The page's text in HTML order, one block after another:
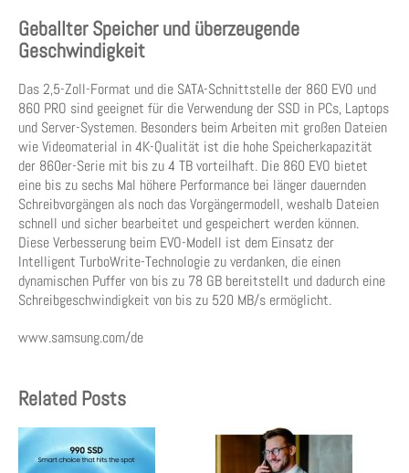
Geballter Speicher und überzeugende
Geschwindigkeit
Das 2,5-Zoll-Format und die SATA-Schnittstelle der 860 EVO und
860 PRO sind geeignet für die Verwendung der SSD in PCs, Laptops
und Server-Systemen. Besonders beim Arbeiten mit großen Dateien
wie Videomaterial in 4K-Qualität ist die hohe Speicherkapazität
der 860er-Serie mit bis zu 4 TB vorteilhaft. Die 860 EVO bietet
eine bis zu sechs Mal höhere Performance bei länger dauernden
Schreibvorgängen als noch das Vorgängermodell, weshalb Dateien
schnell und sicher bearbeitet und gespeichert werden können.
Diese Verbesserung beim EVO-Modell ist dem Einsatz der
Intelligent TurboWrite-Technologie zu verdanken, die einen
dynamischen Puffer von bis zu 78 GB bereitstellt und dadurch eine
Schreibgeschwindigkeit von bis zu 520 MB/s ermöglicht.
www.samsung.com/de
Related Posts